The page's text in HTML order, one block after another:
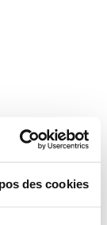
des cookies